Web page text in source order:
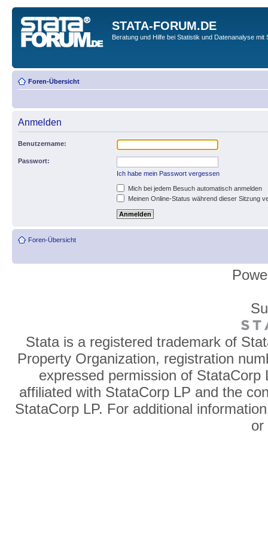
STATA-FORUM.DE
Beratung und Hilfe bei Statistik und Datenanalyse mit
Foren-Übersicht
Anmelden
Benutzername:
Passwort:
Ich habe mein Passwort vergessen
Mich bei jedem Besuch automatisch anmelden
Meinen Online-Status während dieser Sitzung
Foren-Übersicht
Stata is a registered trademark of
Property Organization, registration
expressed permission of
affiliated with StataCorp LP and the
StataCorp LP. For additional
or